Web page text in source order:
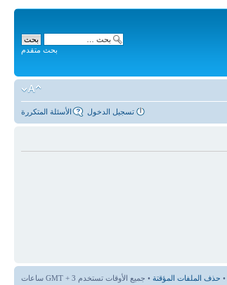
بحث متقدم
الأسئلة المتكررة تسجيل الدخول
• حذف الملفات المؤقتة • جميع الأوقات تستخدم GMT + 3 ساعات